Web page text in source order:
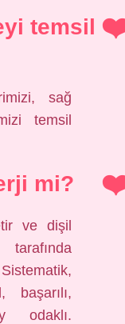
temsil
sağ
temsil
mi?
ve dişil
başarılı,
odaklı.